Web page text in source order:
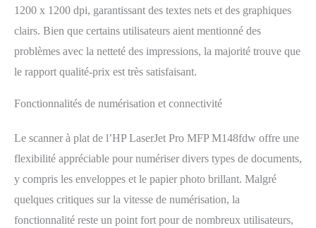
1200 x 1200 dpi, garantissant des textes nets et des graphiques
clairs. Bien que certains utilisateurs aient mentionné des
problèmes avec la netteté des impressions, la majorité trouve que
le rapport qualité-prix est très satisfaisant.
Fonctionnalités de numérisation et connectivité
Le scanner à plat de l’HP LaserJet Pro MFP M148fdw offre une
flexibilité appréciable pour numériser divers types de documents,
y compris les enveloppes et le papier photo brillant. Malgré
quelques critiques sur la vitesse de numérisation, la
fonctionnalité reste un point fort pour de nombreux utilisateurs,